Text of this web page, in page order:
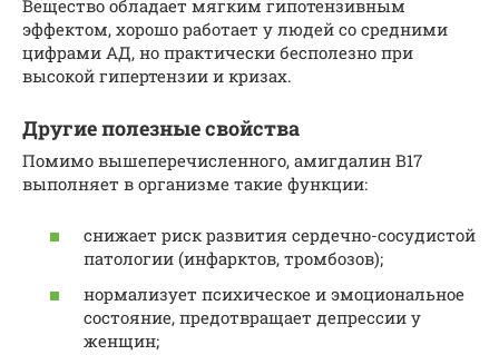
Вещество обладает мягким гипотензивным
эффектом, хорошо работает у людей со средними
цифрами АД, но практически бесполезно при
высокой гипертензии и кризах.
Другие полезные свойства
Помимо вышеперечисленного, амигдалин В17
выполняет в организме такие функции:
снижает риск развития сердечно-сосудистой
патологии (инфарктов, тромбозов);
нормализует психическое и эмоциональное
состояние, предотвращает депрессии у
женщин;